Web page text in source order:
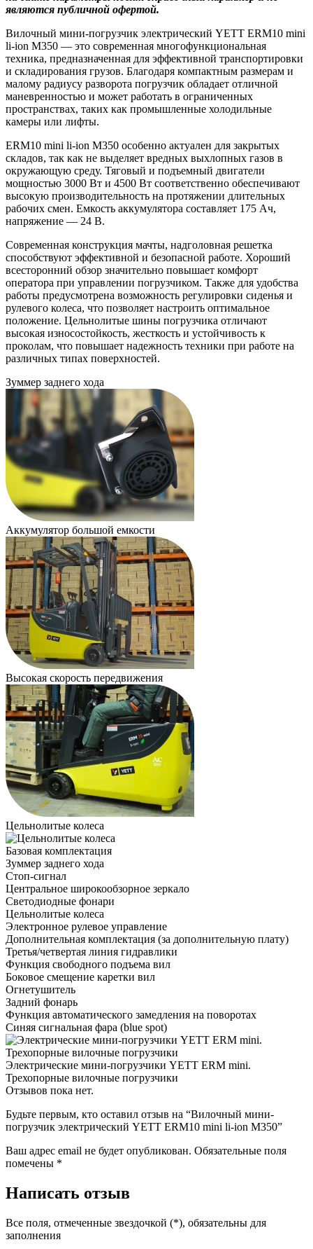
являются публичной офертой.
Вилочный мини-погрузчик электрический YETT ERM10 mini
li-ion M350 — это современная многофункциональная
техника, предназначенная для эффективной транспортировки
и складирования грузов. Благодаря компактным размерам и
малому радиусу разворота погрузчик обладает отличной
маневренностью и может работать в ограниченных
пространствах, таких как промышленные холодильные
камеры или лифты.
ERM10 mini li-ion M350 особенно актуален для закрытых
складов, так как не выделяет вредных выхлопных газов в
окружающую среду. Тяговый и подъемный двигатели
мощностью 3000 Вт и 4500 Вт соответственно обеспечивают
высокую производительность на протяжении длительных
рабочих смен. Емкость аккумулятора составляет 175 Ач,
напряжение — 24 B.
Современная конструкция мачты, надголовная решетка
способствуют эффективной и безопасной работе. Хороший
всесторонний обзор значительно повышает комфорт
оператора при управлении погрузчиком. Также для удобства
работы предусмотрена возможность регулировки сиденья и
рулевого колеса, что позволяет настроить оптимальное
положение. Цельнолитые шины погрузчика отличают
высокая износостойкость, жесткость и устойчивость к
проколам, что повышает надежность техники при работе на
различных типах поверхностей.
Зуммер заднего хода
Аккумулятор большой емкости
Высокая скорость передвижения
Цельнолитые колеса
Базовая комплектация
Зуммер заднего хода
Стоп-сигнал
Центральное широкообзорное зеркало
Светодиодные фонари
Цельнолитые колеса
Электронное рулевое управление
Дополнительная комплектация (за дополнительную плату)
Третья/четвертая линия гидравлики
Функция свободного подъема вил
Боковое смещение каретки вил
Огнетушитель
Задний фонарь
Функция автоматического замедления на поворотах
Синяя сигнальная фара (blue spot)
Электрические мини-погрузчики YETT ERM mini.
Трехопорные вилочные погрузчики
Отзывов пока нет.
Будьте первым, кто оставил отзыв на “Вилочный мини-
погрузчик электрический YETT ERM10 mini li-ion M350”
Ваш адрес email не будет опубликован. Обязательные поля
помечены *
Написать отзыв
Все поля, отмеченные звездочкой (*), обязательны для
заполнения